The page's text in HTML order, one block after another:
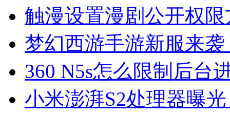
触漫设置漫剧公开权限
梦幻西游手游新服来
360 N5s怎么限制后台
小米澎湃S2处理器曝